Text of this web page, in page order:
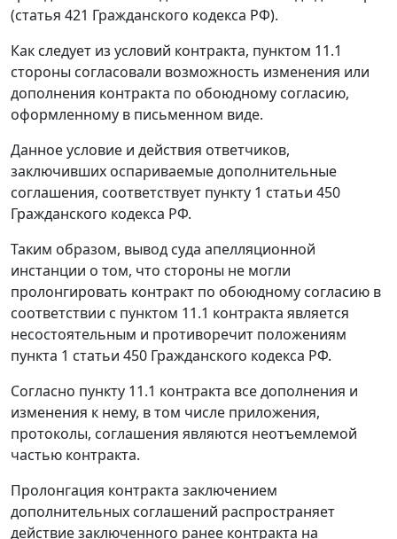
(статья 421 Гражданского кодекса РФ).
Как следует из условий контракта, пунктом 11.1
стороны согласовали возможность изменения или
дополнения контракта по обоюдному согласию,
оформленному в письменном виде.
Данное условие и действия ответчиков,
заключивших оспариваемые дополнительные
соглашения, соответствует пункту 1 статьи 450
Гражданского кодекса РФ.
Таким образом, вывод суда апелляционной
инстанции о том, что стороны не могли
пролонгировать контракт по обоюдному согласию в
соответствии с пунктом 11.1 контракта является
несостоятельным и противоречит положениям
пункта 1 статьи 450 Гражданского кодекса РФ.
Согласно пункту 11.1 контракта все дополнения и
изменения к нему, в том числе приложения,
протоколы, соглашения являются неотъемлемой
частью контракта.
Пролонгация контракта заключением
дополнительных соглашений распространяет
действие заключенного ранее контракта на